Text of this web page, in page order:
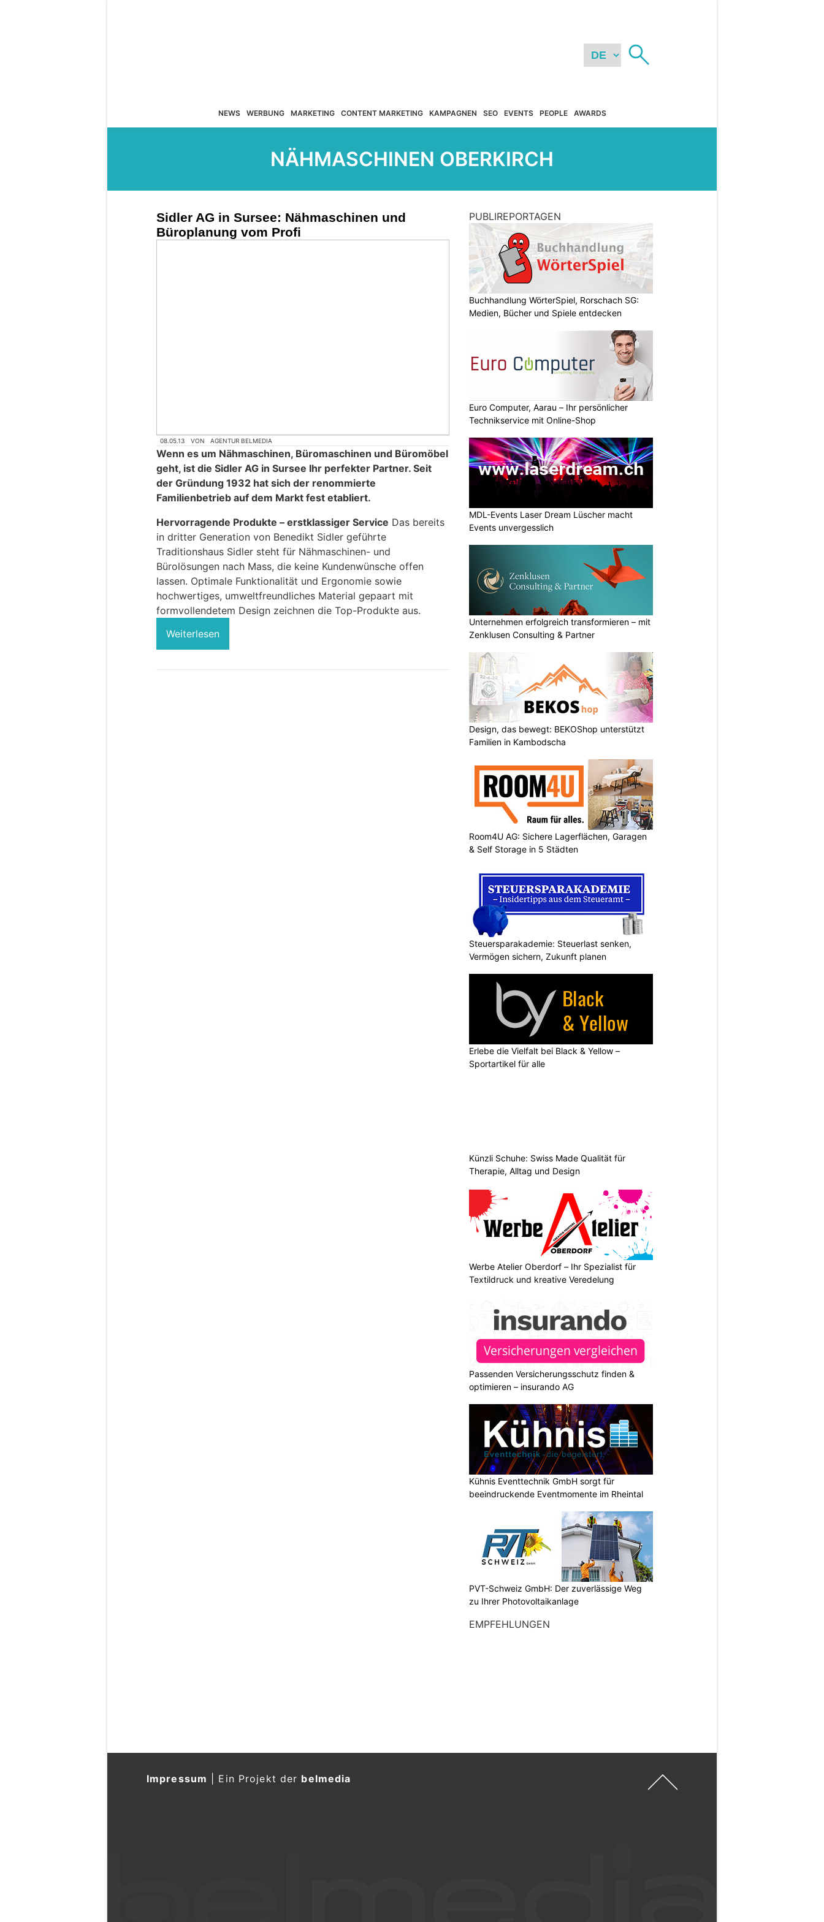
NEWS WERBUNG MARKETING CONTENT MARKETING KAMPAGNEN SEO EVENTS PEOPLE AWARDS
NÄHMASCHINEN OBERKIRCH
Sidler AG in Sursee: Nähmaschinen und
Büroplanung vom Profi
08.05.13 VON AGENTUR BELMEDIA
Wenn es um Nähmaschinen, Büromaschinen und Büromöbel
geht, ist die Sidler AG in Sursee Ihr perfekter Partner. Seit
der Gründung 1932 hat sich der renommierte
Familienbetrieb auf dem Markt fest etabliert.
Hervorragende Produkte – erstklassiger Service Das bereits
in dritter Generation von Benedikt Sidler geführte
Traditionshaus Sidler steht für Nähmaschinen- und
Bürolösungen nach Mass, die keine Kundenwünsche offen
lassen. Optimale Funktionalität und Ergonomie sowie
hochwertiges, umweltfreundliches Material gepaart mit
formvollendetem Design zeichnen die Top-Produkte aus.
Weiterlesen
PUBLIREPORTAGEN
Buchhandlung WörterSpiel, Rorschach SG:
Medien, Bücher und Spiele entdecken
Euro Computer, Aarau – Ihr persönlicher
Technikservice mit Online-Shop
MDL-Events Laser Dream Lüscher macht
Events unvergesslich
Unternehmen erfolgreich transformieren – mit
Zenklusen Consulting & Partner
Design, das bewegt: BEKOShop unterstützt
Familien in Kambodscha
Room4U AG: Sichere Lagerflächen, Garagen
& Self Storage in 5 Städten
Steuersparakademie: Steuerlast senken,
Vermögen sichern, Zukunft planen
Erlebe die Vielfalt bei Black & Yellow –
Sportartikel für alle
Künzli Schuhe: Swiss Made Qualität für
Therapie, Alltag und Design
Werbe Atelier Oberdorf – Ihr Spezialist für
Textildruck und kreative Veredelung
Passenden Versicherungsschutz finden &
optimieren – insurando AG
Kühnis Eventtechnik GmbH sorgt für
beeindruckende Eventmomente im Rheintal
PVT-Schweiz GmbH: Der zuverlässige Weg
zu Ihrer Photovoltaikanlage
EMPFEHLUNGEN
Impressum Ein Projekt der belmedia